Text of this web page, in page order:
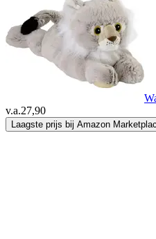
v.a.27,90
Laagste prijs bij Amazon